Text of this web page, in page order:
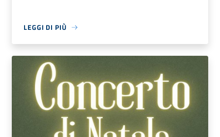
LEGGI DI PIÙ